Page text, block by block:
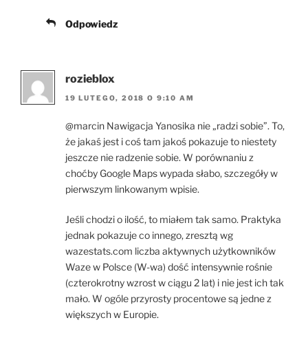
Odpowiedz
rozieblox
19 LUTEGO, 2018 O 9:10 AM
@marcin Nawigacja Yanosika nie „radzi sobie”. To,
że jakaś jest i coś tam jakoś pokazuje to niestety
jeszcze nie radzenie sobie. W porównaniu z
choćby Google Maps wypada słabo, szczegóły w
pierwszym linkowanym wpisie.
Jeśli chodzi o ilość, to miałem tak samo. Praktyka
jednak pokazuje co innego, zresztą wg
wazestats.com liczba aktywnych użytkowników
Waze w Polsce (W-wa) dość intensywnie rośnie
(czterokrotny wzrost w ciągu 2 lat) i nie jest ich tak
mało. W ogóle przyrosty procentowe są jedne z
większych w Europie.